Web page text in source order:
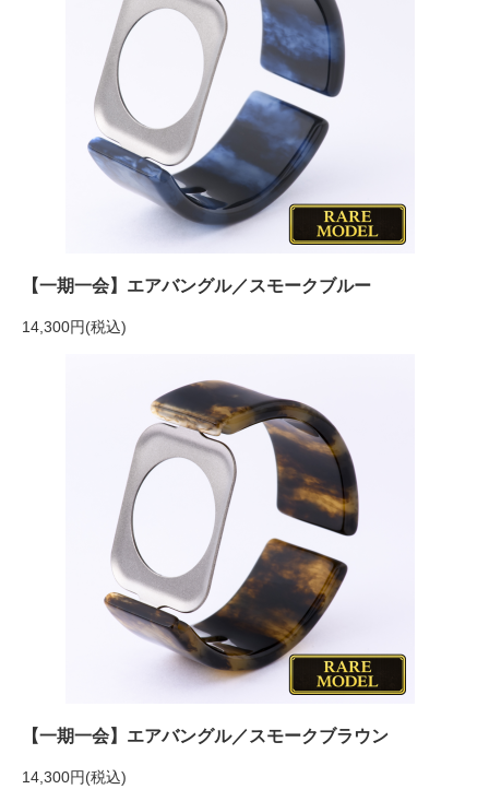
【一期一会】エアバングル／スモークブルー
14,300円(税込)
【一期一会】エアバングル／スモークブラウン
14,300円(税込)